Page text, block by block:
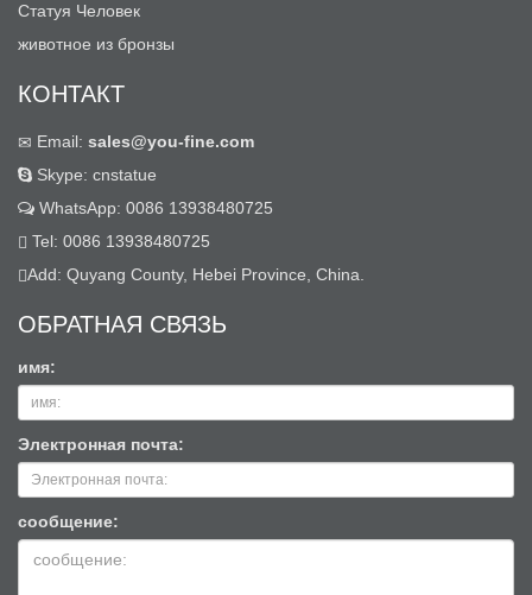
Статуя Человек
животное из бронзы
КОНТАКТ
Email: sales@you-fine.com
Skype: cnstatue
WhatsApp: 0086 13938480725
Tel: 0086 13938480725
Add: Quyang County, Hebei Province, China.
ОБРАТНАЯ СВЯЗЬ
имя:
Электронная почта:
сообщение: